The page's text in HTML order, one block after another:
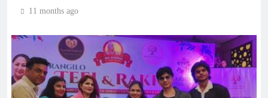
11 months ago